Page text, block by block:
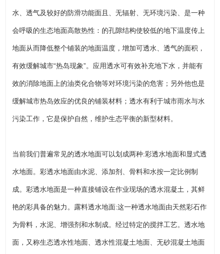
水、透气及较好的防滑功能面且、无辐射、无环境污染、是一种
会呼吸的生态地面高散热性：的孔隙结构使较低的地下温度传上
地面从而降低整个铺装的地面温度，增加可透水、透气的面积，
有效缓解城市“热岛现象”。应用透水可有效补充地下水，并能有
效的消除地面上的油类化合物等对环境污染的危害；另外他也是
缓解城市热岛效应的优良的铺装材料；透水有利于城市雨水与水
污染工作，它是保护自然，维护生态平衡的新型材料。
当前我们普遍常见的透水地面可以划成两种:彩透水地面和显式透
水地面。彩透水地面由水泥、添加剂、骨料和水按一定比例制
成。彩透水地面是一种直接铺设在作业现场的透水混凝土，其鲜
艳的彩具备的魅力。露料透水地面:这一种透水地面由天然彩石作
为骨料，水泥、增强剂和水制成。经过特定的搅拌工艺。透水地
面，又称生态透水性地面、透水性混凝土地面、无砂混凝土地面